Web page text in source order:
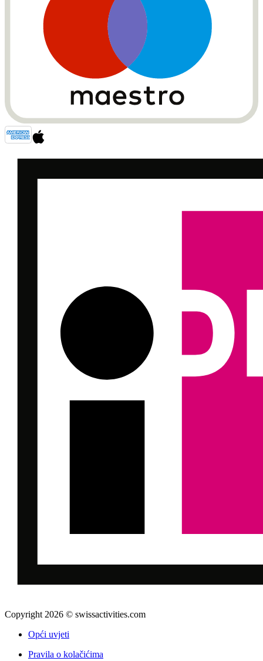
Copyright 2026 © swissactivities.com
Opći uvjeti
Pravila o kolačićima